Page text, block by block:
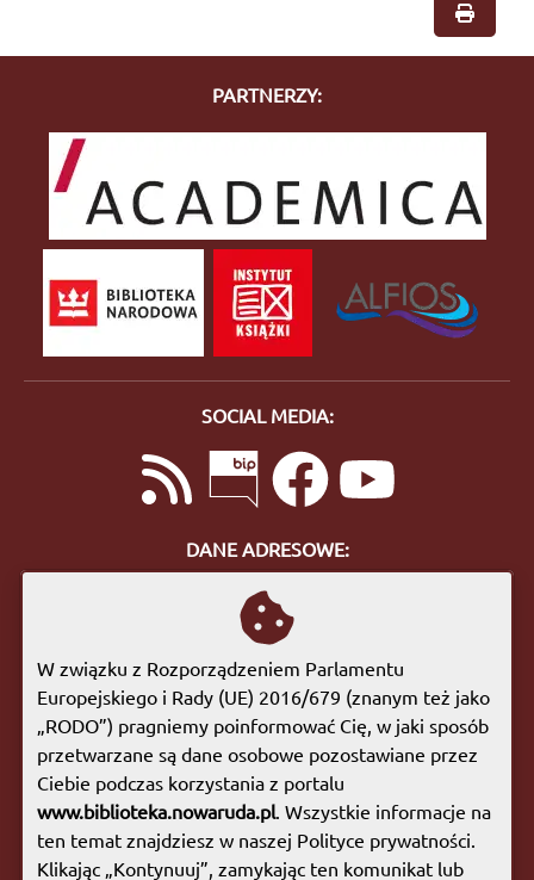
PARTNERZY:
SOCIAL MEDIA:
DANE ADRESOWE:
ul. Bohaterów Getta 10
57-400 Nowa Ruda
biuro@biblioteka.nowaruda.pl
GODZINY OTWARCIA:
Poniedziałek:
09:00 - 17:00
Wtorek:
09:00 - 17:00
Środa:
09:00 - 17:00
Czwartek:
08:00 - 15:30
W związku z Rozporządzeniem Parlamentu
Europejskiego i Rady (UE) 2016/679 (znanym też jako
„RODO”) pragniemy poinformować Cię, w jaki sposób
przetwarzane są dane osobowe pozostawiane przez
Ciebie podczas korzystania z portalu
www.biblioteka.nowaruda.pl. Wszystkie informacje na
ten temat znajdziesz w naszej Polityce prywatności.
Klikając „Kontynuuj”, zamykając ten komunikat lub